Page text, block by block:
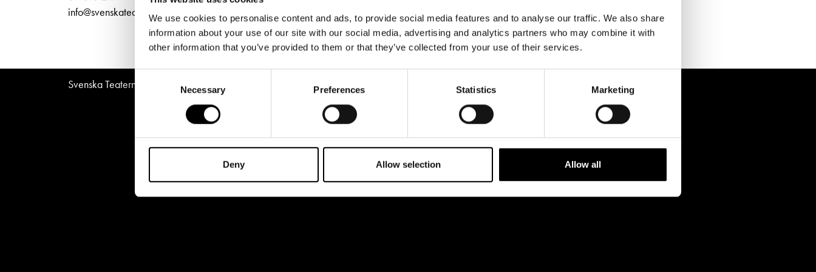
We use cookies to personalise content and ads, to provide social media features and to analyse our traffic. We also share
information about your use of our site with our social media, advertising and analytics partners who may combine it with
other information that you’ve provided to them or that they’ve collected from your use of their services.
Necessary Preferences Statistics Marketing
Deny Allow selection Allow all
Platskarta
Press
Jobba hos oss
Svenska Teatern Live
info@svenskateatern.fi
Jobba hos oss
Svenska Teatern © All Rights Reserved 2026